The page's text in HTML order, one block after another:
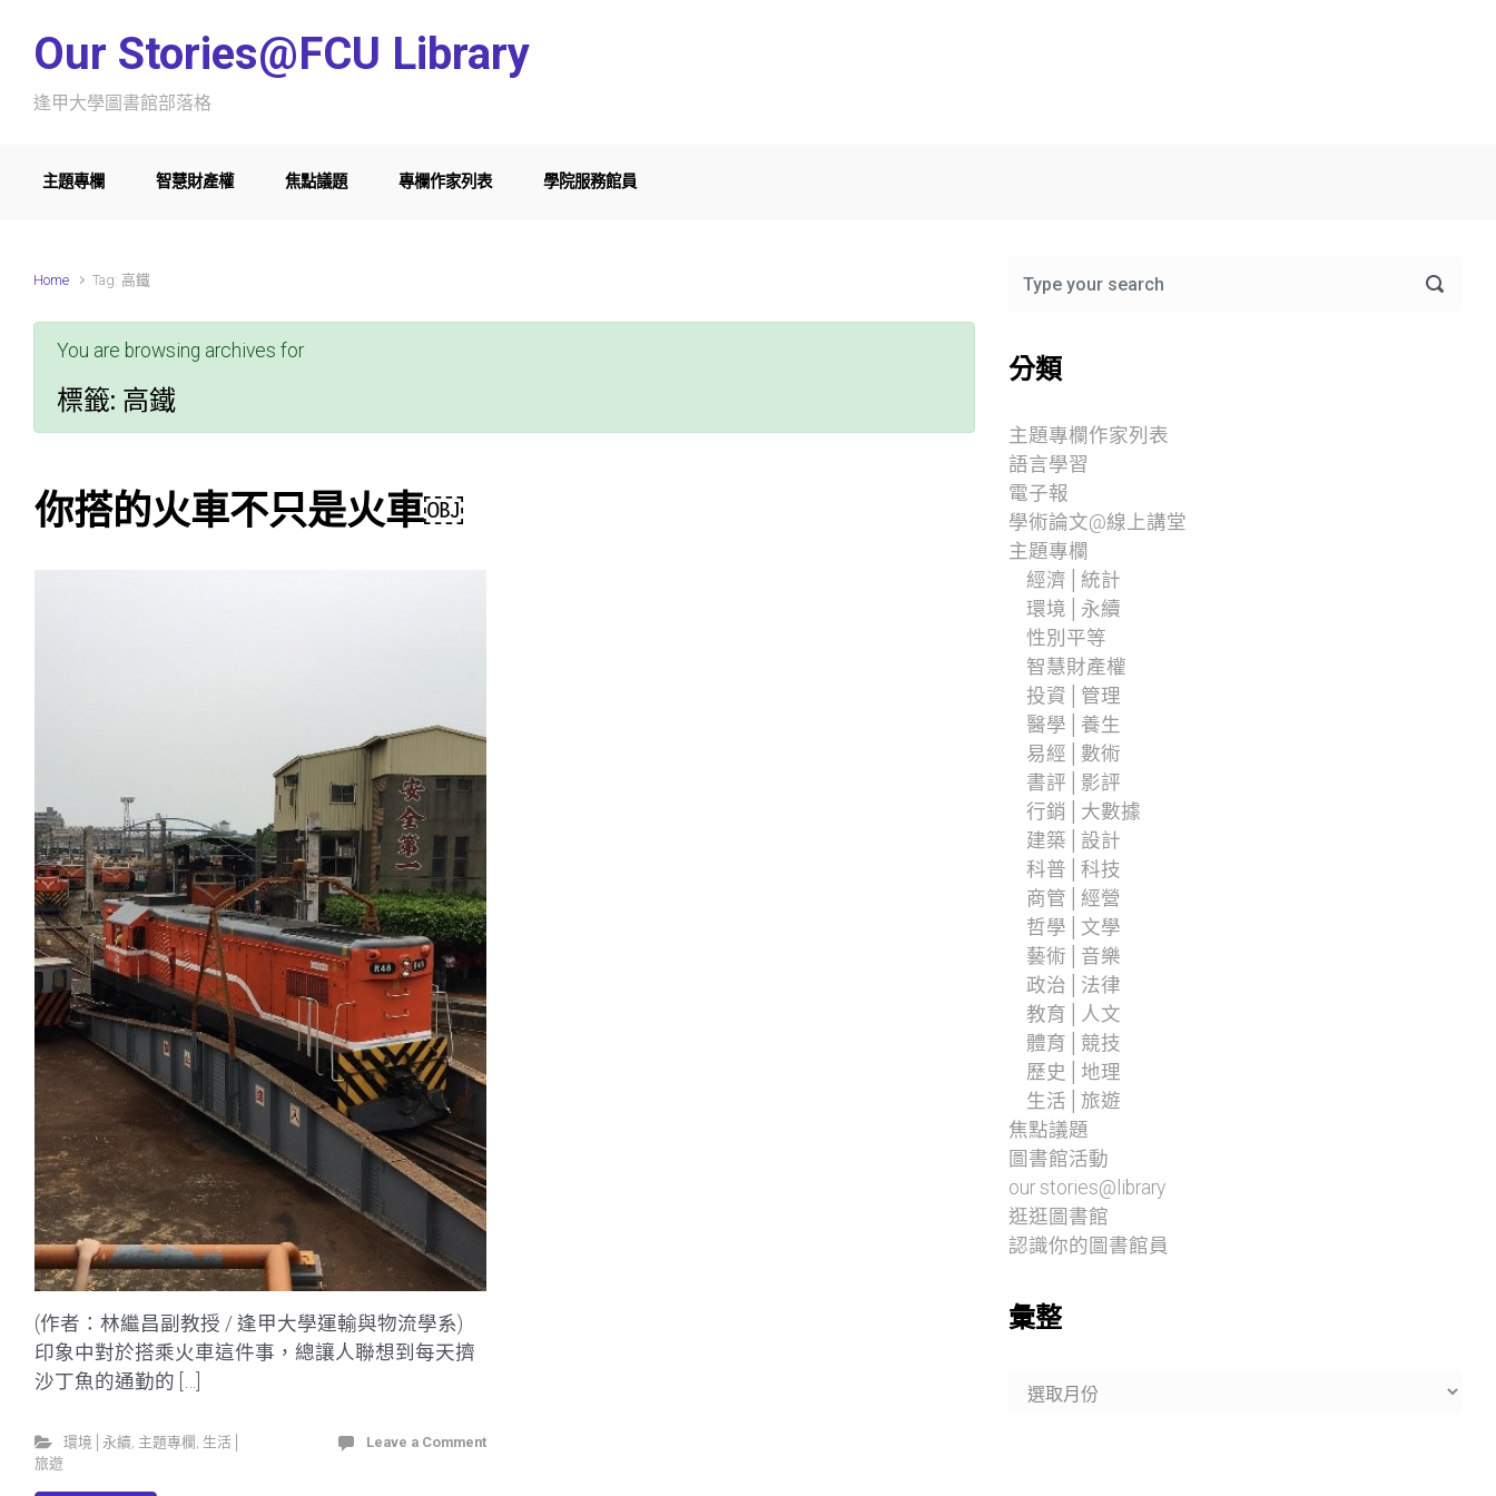
Our Stories@FCU Library
逢甲大學圖書館部落格
主題專欄 智慧財產權 焦點議題 專欄作家列表 學院服務館員
Home Tag: 高鐵
You are browsing archives for
標籤: 高鐵
你搭的火車不只是火車￼
(作者：林繼昌副教授 / 逢甲大學運輸與物流學系)
印象中對於搭乘火車這件事，總讓人聯想到每天擠
沙丁魚的通勤的 […]
環境│永續 主題專欄 生活│
旅遊
Leave a Comment
分類
主題專欄作家列表
語言學習
電子報
學術論文@線上講堂
主題專欄
經濟│統計
環境│永續
性別平等
智慧財產權
投資│管理
醫學│養生
易經│數術
書評│影評
行銷│大數據
建築│設計
科普│科技
商管│經營
哲學│文學
藝術│音樂
政治│法律
教育│人文
體育│競技
歷史│地理
生活│旅遊
焦點議題
圖書館活動
our stories@library
逛逛圖書館
認識你的圖書館員
彙整